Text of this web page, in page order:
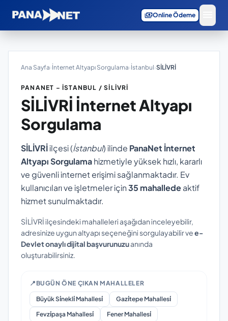
paymentsOnline Ödeme
Ana Sayfa›İnternet Altyapı Sorgulama›İstanbul›SİLİVRİ
PANANET – İSTANBUL / SİLİVRİ
SİLİVRİ İnternet Altyapı
Sorgulama
SİLİVRİilçesi (İstanbul) ilinde PanaNet İnternet
Altyapı Sorgulamahizmetiyle yüksek hızlı, kararlı
ve güvenli internet erişimi sağlanmaktadır. Ev
kullanıcıları ve işletmeler için35 mahalledeaktif
hizmet sunulmaktadır.
SİLİVRİ ilçesindeki mahalleleri aşağıdan inceleyebilir,
adresinize uygun altyapı seçeneğini sorgulayabilir vee-
Devlet onaylı dijital başvurunuzuanında
oluşturabilirsiniz.
📍 BUGÜN ÖNE ÇIKAN MAHALLELER
Büyük Si̇nekli̇ Mahallesi̇
Gazi̇tepe Mahallesi̇
Fevzi̇paşa Mahallesi̇
Fener Mahallesi̇